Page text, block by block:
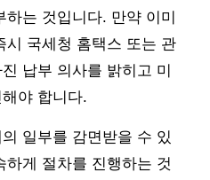
는 것입니다. 만약 이미
시 국세청 홈택스 또는 관
납부 의사를 밝히고 미
야 합니다.
일부를 감면받을 수 있
게 절차를 진행하는 것